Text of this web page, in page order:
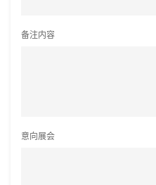
备注内容
意向展会